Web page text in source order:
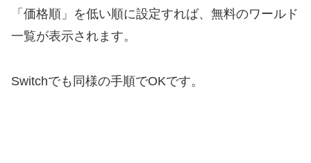
「価格順」を低い順に設定すれば、無料のワールド
一覧が表示されます。
Switchでも同様の手順でOKです。